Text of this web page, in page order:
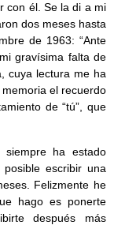
con él. Se la di a mi
dos meses hasta
de 1963: “Ante
gravísima falta de
cuya lectura me ha
el recuerdo
de “tú”, que
ha estado
escribir una
Felizmente he
hago es ponerte
después más